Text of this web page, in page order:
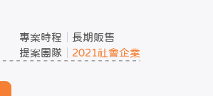
專案時程
長期販售
提案團隊
2021社會企業